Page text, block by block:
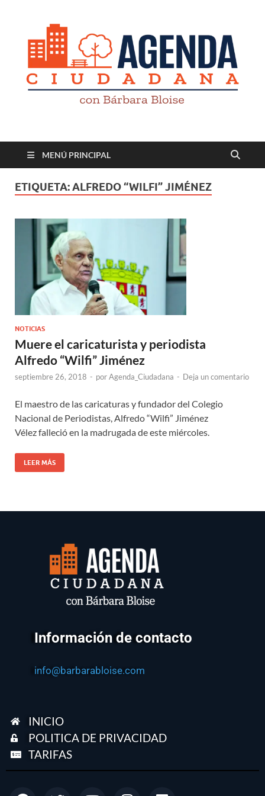
Revista digital
MENÚ PRINCIPAL
ETIQUETA:ALFREDO “WILFI” JIMÉNEZ
NOTICIAS
Muere el caricaturista y periodista
Alfredo “Wilfi” Jiménez
septiembre 26, 2018 - porAgenda_Ciudadana - Deja un comentario
El maestro de las caricaturas y fundador del Colegio
Nacional de Periodistas, Alfredo “Wilfi” Jiménez
Vélez falleció en la madrugada de este miércoles.
LEER MÁS
Información de contacto
info@barbarabloise.com
INICIO
POLITICA DE PRIVACIDAD
TARIFAS